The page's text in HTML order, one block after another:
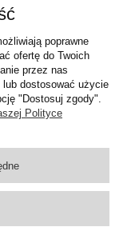
»
poprawne
ofertę do Twoich
przez nas
dostosować użycie
"Dostosuj zgody".
Polityce